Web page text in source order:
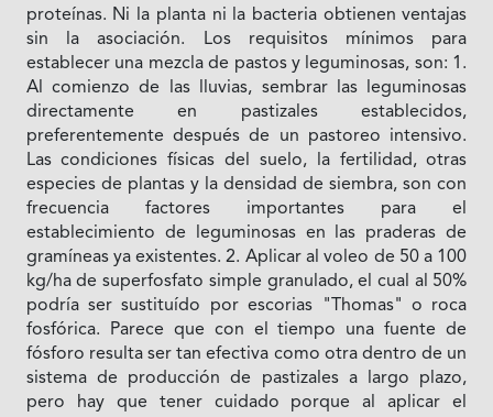
proteínas. Ni la planta ni la bacteria obtienen ventajas
sin la asociación. Los requisitos mínimos para
establecer una mezcla de pastos y leguminosas, son: 1.
Al comienzo de las lluvias, sembrar las leguminosas
directamente en pastizales establecidos,
preferentemente después de un pastoreo intensivo.
Las condiciones físicas del suelo, la fertilidad, otras
especies de plantas y la densidad de siembra, son con
frecuencia factores importantes para el
establecimiento de leguminosas en las praderas de
gramíneas ya existentes. 2. Aplicar al voleo de 50 a 100
kg/ha de superfosfato simple granulado, el cual al 50%
podría ser sustituído por escorias "Thomas" o roca
fosfórica. Parece que con el tiempo una fuente de
fósforo resulta ser tan efectiva como otra dentro de un
sistema de producción de pastizales a largo plazo,
pero hay que tener cuidado porque al aplicar el